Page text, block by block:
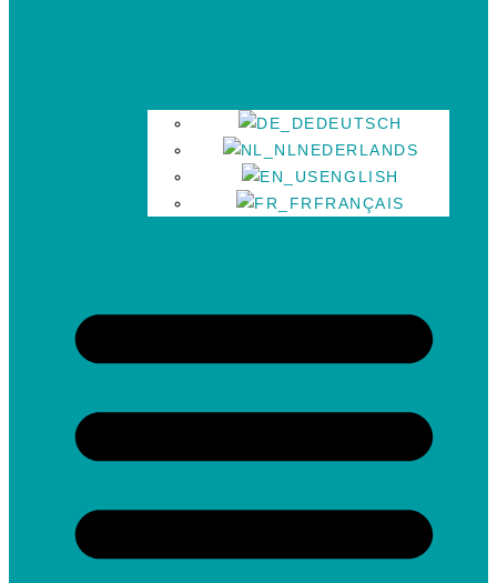
DEUTSCH
NEDERLANDS
ENGLISH
FRANÇAIS